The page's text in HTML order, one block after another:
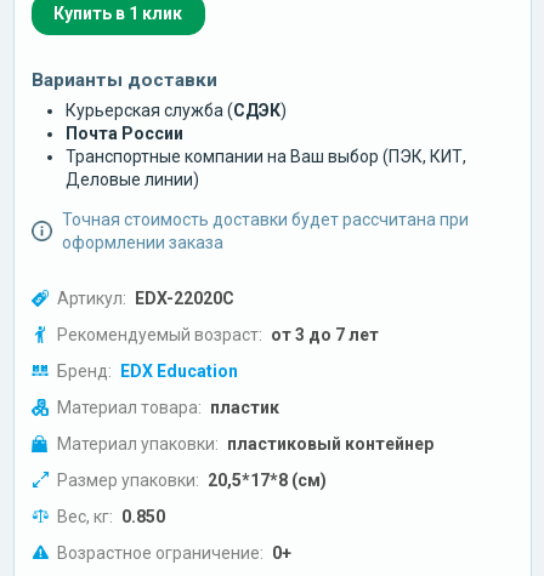
Купить в 1 клик
Варианты доставки
Курьерская служба (СДЭК)
Почта России
Транспортные компании на Ваш выбор (ПЭК, КИТ,
Деловые линии)
Точная стоимость доставки будет рассчитана при
оформлении заказа
Артикул: EDX-22020C
Рекомендуемый возраст: от 3 до 7 лет
Бренд: EDX Education
Материал товара: пластик
Материал упаковки: пластиковый контейнер
Размер упаковки: 20,5*17*8 (см)
Вес, кг: 0.850
Возрастное ограничение: 0+